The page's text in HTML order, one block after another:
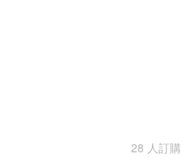
28 人訂購